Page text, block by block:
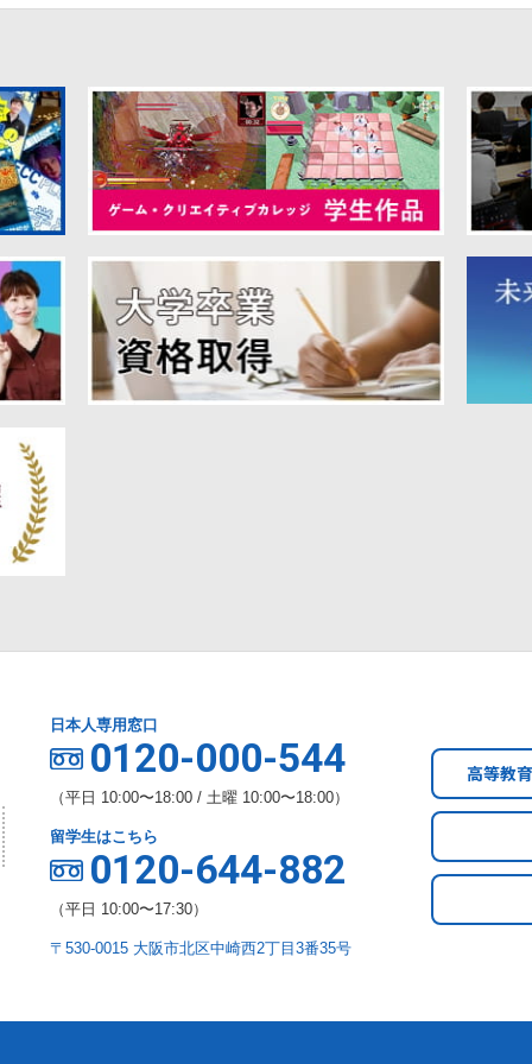
日本人専用窓口
0120-000-544
（平日 10:00〜18:00 / 土曜 10:00〜18:00）
留学生はこちら
0120-644-882
（平日 10:00〜17:30）
〒530-0015 大阪市北区中崎西2丁目3番35号
高等教